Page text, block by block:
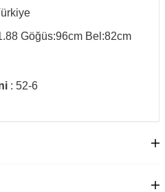
Göğüs:96cm Bel:82cm
: 52-6